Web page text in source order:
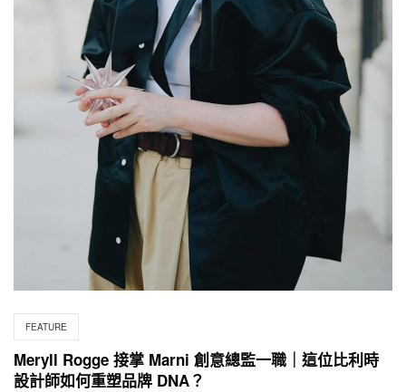
FEATURE
Meryll Rogge 接掌 Marni 創意總監一職｜這位比利時
設計師如何重塑品牌 DNA？